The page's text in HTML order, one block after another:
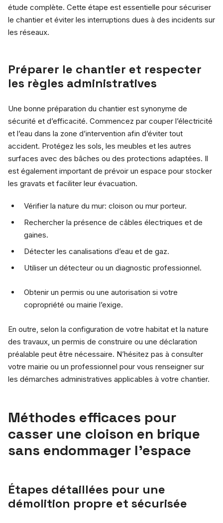
étude complète. Cette étape est essentielle pour sécuriser
le chantier et éviter les interruptions dues à des incidents sur
les réseaux.
Préparer le chantier et respecter
les règles administratives
Une bonne préparation du chantier est synonyme de
sécurité et d’efficacité. Commencez par couper l’électricité
et l’eau dans la zone d’intervention afin d’éviter tout
accident. Protégez les sols, les meubles et les autres
surfaces avec des bâches ou des protections adaptées. Il
est également important de prévoir un espace pour stocker
les gravats et faciliter leur évacuation.
Vérifier la nature du mur: cloison ou mur porteur.
Rechercher la présence de câbles électriques et de
gaines.
Détecter les canalisations d’eau et de gaz.
Utiliser un détecteur ou un diagnostic professionnel.
Obtenir un permis ou une autorisation si votre
copropriété ou mairie l’exige.
En outre, selon la configuration de votre habitat et la nature
des travaux, un permis de construire ou une déclaration
préalable peut être nécessaire. N’hésitez pas à consulter
votre mairie ou un professionnel pour vous renseigner sur
les démarches administratives applicables à votre chantier.
Méthodes efficaces pour
casser une cloison en brique
sans endommager l’espace
Étapes détaillées pour une
démolition propre et sécurisée